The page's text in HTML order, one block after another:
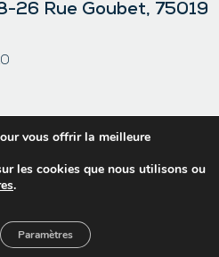
26 Rue Goubet, 75019
- 2026
vous offrir la meilleure
les cookies que nous utilisons ou
.
Paramètres